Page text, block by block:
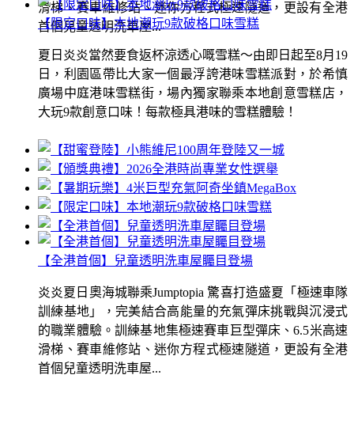
滑梯、賽車維修站、迷你方程式極速隧道，更設有全港
首個兒童透明洗車屋...
【限定口味】本地潮玩9款破格口味雪糕
夏日炎炎當然要食返杯涼透心嘅雪糕～由即日起至8月19
日，利園區帶比大家一個最浮誇港味雪糕派對，於希慎
廣場中庭港味雪糕街，場內獨家聯乘本地創意雪糕店，
大玩9款創意口味！每款極具港味的雪糕體驗！
【全港首個】兒童透明洗車屋矚目登場
炎炎夏日奧海城聯乘Jumptopia 驚喜打造盛夏「極速車隊
訓練基地」，完美結合高能量的充氣彈床挑戰與沉浸式
的職業體驗。訓練基地集極速賽車巨型彈床、6.5米高速
滑梯、賽車維修站、迷你方程式極速隧道，更設有全港
首個兒童透明洗車屋...